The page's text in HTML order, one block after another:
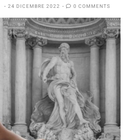
24 DICEMBRE 2022 0 COMMENTS